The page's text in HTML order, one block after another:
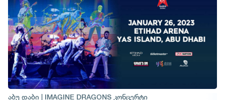
აბუ დაბი | IMAGINE DRAGONS კონცერტი